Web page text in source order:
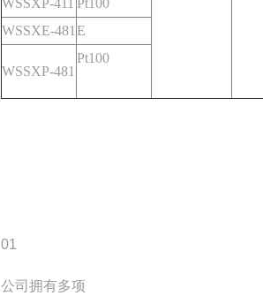
WSSXP-411 Pt100
WSSXE-481 E
WSSXP-481
Pt100
01
公司拥有多项